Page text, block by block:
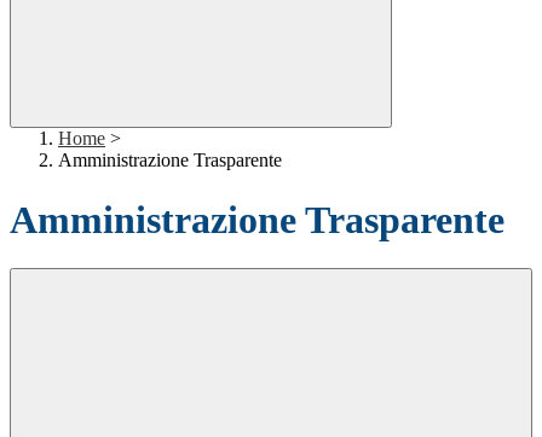
Home >
Amministrazione Trasparente
Amministrazione Trasparente